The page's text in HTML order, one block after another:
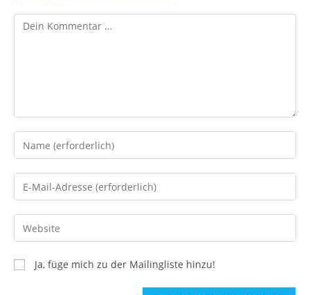
Ja, füge mich zu der Mailingliste hinzu!